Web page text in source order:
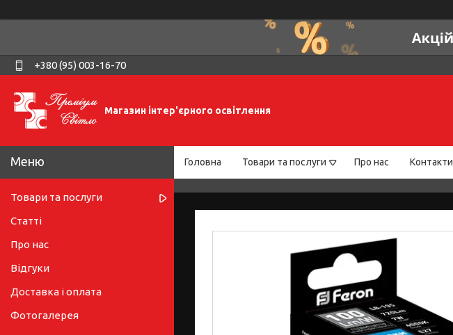
+380 (95) 003-16-70
Магазин інтер'єрного освітлення
Головна Товари та послуги Про нас Контакти
Товари та послуги
Статті
Про нас
Відгуки
Доставка і оплата
Фотогалерея